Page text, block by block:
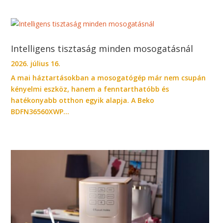
Intelligens tisztaság minden mosogatásnál
2026. július 16.
A mai háztartásokban a mosogatógép már nem csupán
kényelmi eszköz, hanem a fenntarthatóbb és
hatékonyabb otthon egyik alapja. A Beko
BDFN36560XWP...